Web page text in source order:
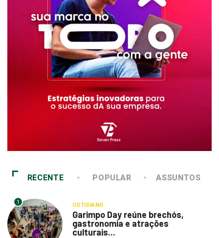
RECENTE POPULAR ASSUNTOS
1 COTIDIANO
Garimpo Day reúne brechós,
gastronomia e atrações
culturais...